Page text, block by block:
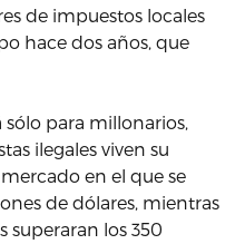
de impuestos locales
hace dos años, que
para millonarios,
ilegales viven su
en el que se
de dólares, mientras
superaran los 350